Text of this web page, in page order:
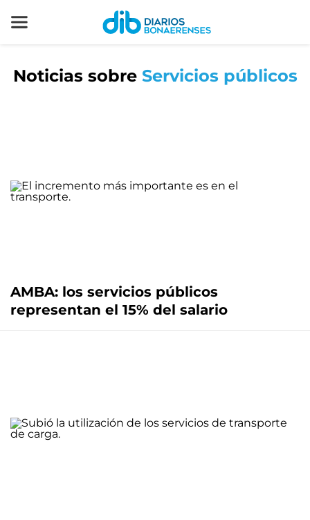
Noticias sobre Servicios públicos
AMBA: los servicios públicos
representan el 15% del salario